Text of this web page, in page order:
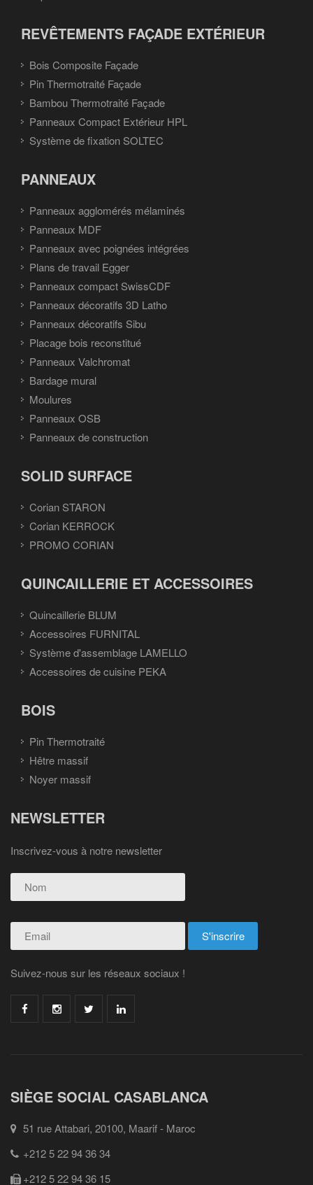
REVÊTEMENTS FAÇADE EXTÉRIEUR
Bois Composite Façade
Pin Thermotraité Façade
Bambou Thermotraité Façade
Panneaux Compact Extérieur HPL
Système de fixation SOLTEC
PANNEAUX
Panneaux agglomérés mélaminés
Panneaux MDF
Panneaux avec poignées intégrées
Plans de travail Egger
Panneaux compact SwissCDF
Panneaux décoratifs 3D Latho
Panneaux décoratifs Sibu
Placage bois reconstitué
Panneaux Valchromat
Bardage mural
Moulures
Panneaux OSB
Panneaux de construction
SOLID SURFACE
Corian STARON
Corian KERROCK
PROMO CORIAN
QUINCAILLERIE ET ACCESSOIRES
Quincaillerie BLUM
Accessoires FURNITAL
Système d'assemblage LAMELLO
Accessoires de cuisine PEKA
BOIS
Pin Thermotraité
Hêtre massif
Noyer massif
NEWSLETTER
Inscrivez-vous à notre newsletter
Suivez-nous sur les réseaux sociaux !
SIÈGE SOCIAL CASABLANCA
51 rue Attabari, 20100, Maarif - Maroc
+212 5 22 94 36 34
+212 5 22 94 36 15